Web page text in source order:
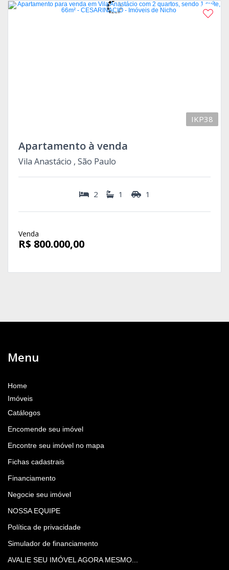
IKP38
Apartamento à venda
Vila Anastácio , São Paulo
2 1 1
Venda
R$ 800.000,00
Menu
Home
Imóveis
Catálogos
Encomende seu imóvel
Encontre seu imóvel no mapa
Fichas cadastrais
Financiamento
Negocie seu imóvel
NOSSA EQUIPE
Política de privacidade
Simulador de financiamento
AVALIE SEU IMÓVEL AGORA MESMO...